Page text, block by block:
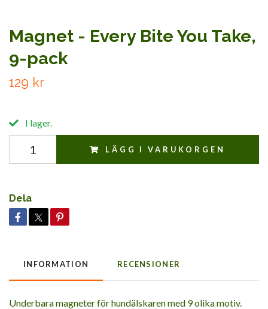
Magnet - Every Bite You Take,
9-pack
129 kr
I lager.
LÄGG I VARUKORGEN
Dela
INFORMATION RECENSIONER
Underbara magneter för hundälskaren med 9 olika motiv.